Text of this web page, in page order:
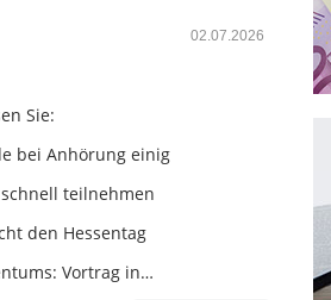
02.07.2026
Sie:
bei Anhörung einig
teilnehmen
den Hessentag
Vortrag in…